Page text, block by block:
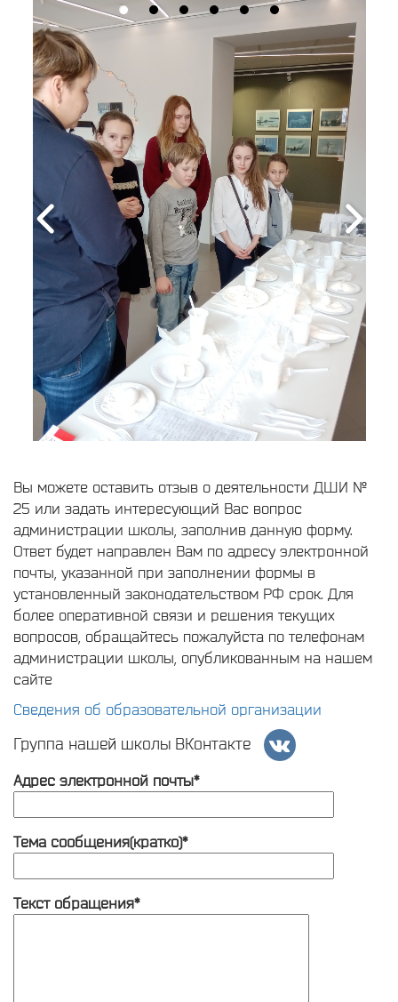
Вы можете оставить отзыв о деятельности ДШИ №
25 или задать интересующий Вас вопрос
администрации школы, заполнив данную форму.
Ответ будет направлен Вам по адресу электронной
почты, указанной при заполнении формы в
установленный законодательством РФ срок. Для
более оперативной связи и решения текущих
вопросов, обращайтесь пожалуйста по телефонам
администрации школы, опубликованным на нашем
сайте
Сведения об образовательной организации
Группа нашей школы ВКонтакте
Адрес электронной почты*
Тема сообщения(кратко)*
Текст обращения*